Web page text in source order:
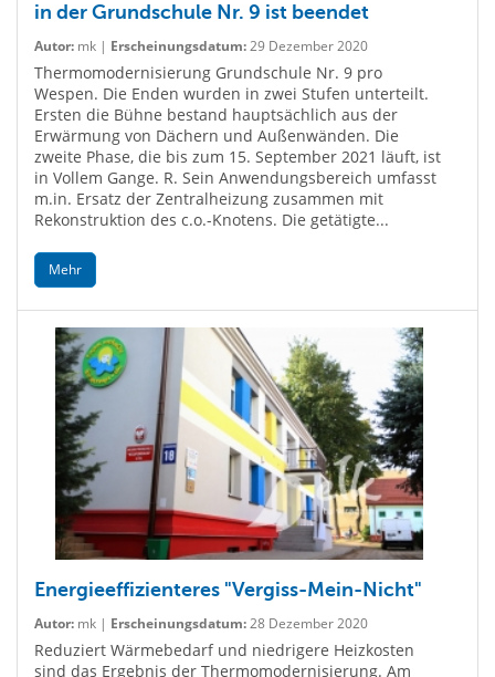
in der Grundschule Nr. 9 ist beendet
Autor: mk | Erscheinungsdatum:29 Dezember 2020
Thermomodernisierung Grundschule Nr. 9 pro
Wespen. Die Enden wurden in zwei Stufen unterteilt.
Ersten die Bühne bestand hauptsächlich aus der
Erwärmung von Dächern und Außenwänden. Die
zweite Phase, die bis zum 15. September 2021 läuft, ist
in Vollem Gange. R. Sein Anwendungsbereich umfasst
m.in. Ersatz der Zentralheizung zusammen mit
Rekonstruktion des c.o.-Knotens. Die getätigte...
Mehr
Energieeffizienteres "Vergiss-Mein-Nicht"
Autor: mk | Erscheinungsdatum:28 Dezember 2020
Reduziert Wärmebedarf und niedrigere Heizkosten
sind das Ergebnis der Thermomodernisierung. Am